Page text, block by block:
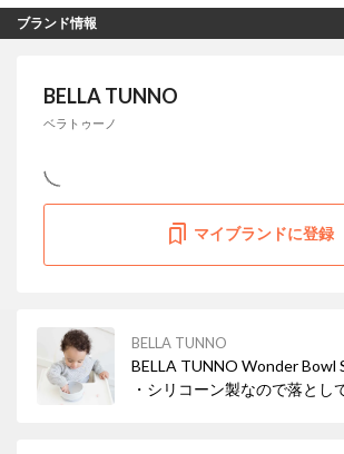
ブランド情報
BELLA TUNNO
ベラトゥーノ
マイブランドに登録
BELLA TUNNO
BELLA TUNNO Wonder Bowl
・シリコーン製なので落とし